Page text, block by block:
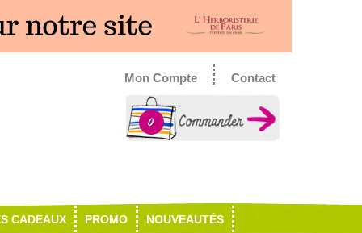
Contact
Mon Compte
0
CADEAUX PROMO NOUVEAUTÉS